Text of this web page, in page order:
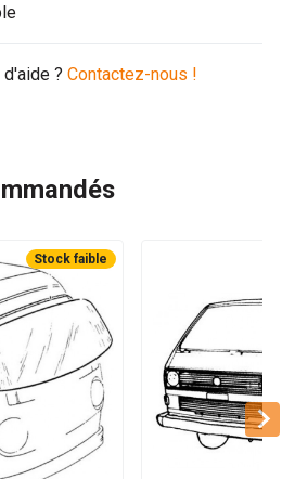
? Contactez-nous !
Stock faible